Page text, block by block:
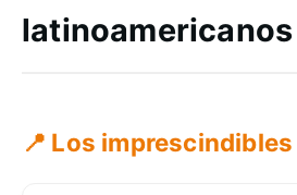
latinoamericanos
📍 Los imprescindibles